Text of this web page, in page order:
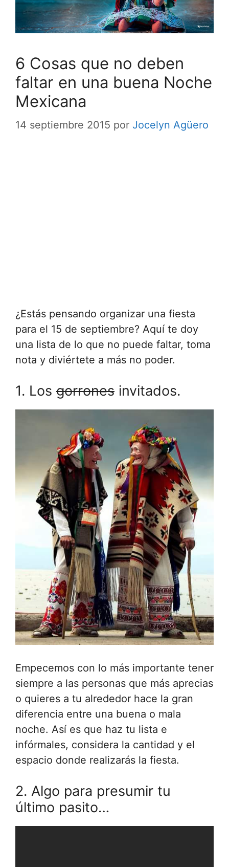
6 Cosas que no deben
faltar en una buena Noche
Mexicana
14 septiembre 2015 por Jocelyn Agüero
¿Estás pensando organizar una fiesta
para el 15 de septiembre? Aquí te doy
una lista de lo que no puede faltar, toma
nota y diviértete a más no poder.
1. Los gorrones invitados.
Empecemos con lo más importante tener
siempre a las personas que más aprecias
o quieres a tu alrededor hace la gran
diferencia entre una buena o mala
noche. Así es que haz tu lista e
infórmales, considera la cantidad y el
espacio donde realizarás la fiesta.
2. Algo para presumir tu
último pasito…